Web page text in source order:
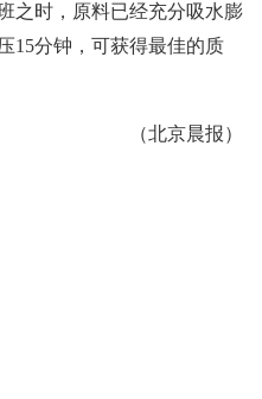
之时，原料已经充分吸水膨
15分钟，可获得最佳的质
（北京晨报）